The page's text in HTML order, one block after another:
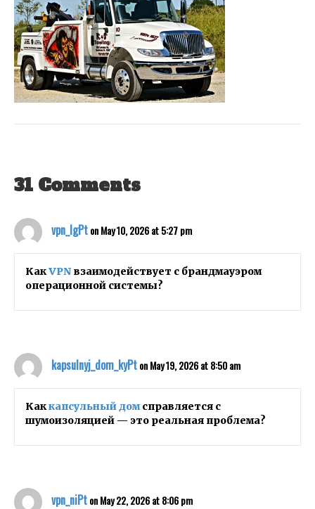
31 Comments
vpn_lgPton May 10, 2026 at 5:27 pm
КакVPN взаимодействует с брандмауэром
операционной системы?
kapsulnyj_dom_kyPton May 19, 2026 at 8:50 am
Каккапсульный домсправляется с
шумоизоляцией — это реальная проблема?
vpn_niPton May 22, 2026 at 8:06 pm